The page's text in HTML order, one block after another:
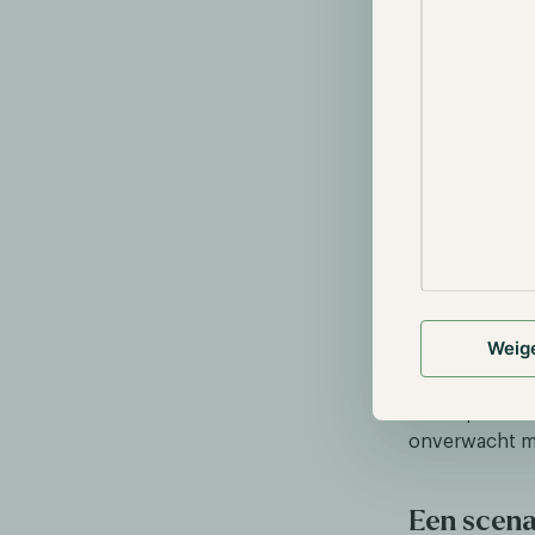
Als de trend
78% ten
zou de ROI
of overheids
alsnog vele
onverwacht
Een